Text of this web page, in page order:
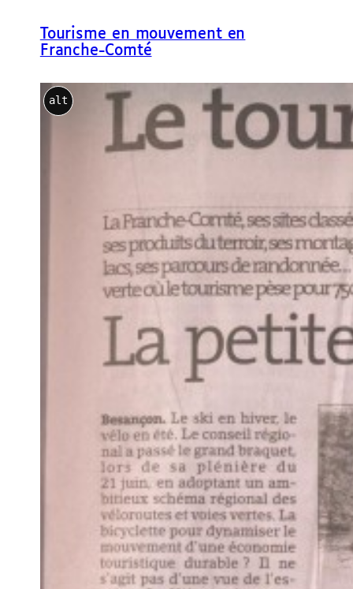
Tourisme en mouvement en
Franche-Comté
alt